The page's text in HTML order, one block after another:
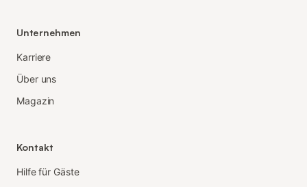
Unternehmen
Karriere
Über uns
Magazin
Kontakt
Hilfe für Gäste